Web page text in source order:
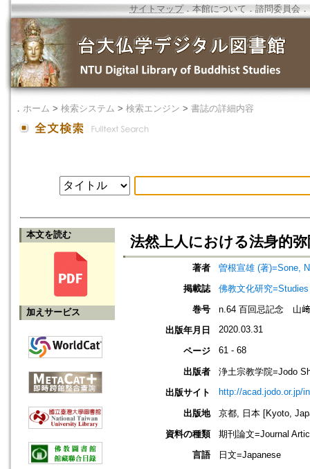
サイトマップ．本館について ． 諮問委員会 ．
． ホーム > 検索システム > 検索エンジン > 書誌の詳細内容
本文を読む
加えサービス
法然上人における法身的
著者
曽根宣雄 (著)=Sone,
掲載誌
佛教文化研究
巻号
n.64 百回忌記念 山
出版年月日
2020.03.31
ページ 61 - 68
出版者
浄土宗教学院=Jodo
出版サイト
http://acad.jodo.or.jp/
出版地
京都, 日本 [Kyoto,
資料の種類
期刊論文=Journal
言語
日文=Japanese